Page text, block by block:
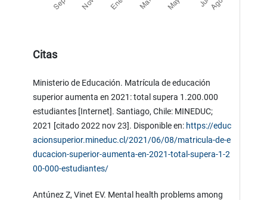
Citas
Ministerio de Educación. Matrícula de educación
superior aumenta en 2021: total supera 1.200.000
estudiantes [Internet]. Santiago, Chile: MINEDUC;
2021 [citado 2022 nov 23]. Disponible en: https://educ
acionsuperior.mineduc.cl/2021/06/08/matricula-de-e
ducacion-superior-aumenta-en-2021-total-supera-1-2
00-000-estudiantes/
Antúnez Z, Vinet EV. Mental health problems among